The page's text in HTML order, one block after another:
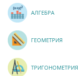
АЛГЕБРА
ГЕОМЕТРИЯ
ТРИГОНОМЕТРИЯ